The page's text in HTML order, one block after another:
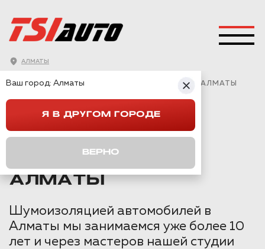
АЛМАТЫ
ШУМОИЗОЛЯЦИЯ VOLKSWAGEN CARAVELLE В АЛМАТЫ
АЛМАТЫ
Шумоизоляцией автомобилей в
Алматы мы занимаемся уже более 10
лет и через мастеров нашей студии
Ваш город: Алматы
Я В ДРУГОМ ГОРОДЕ
ВЕРНО